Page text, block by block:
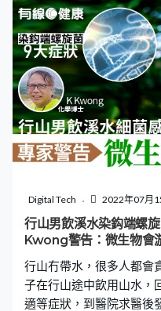
善，新產品續航時間最長
Watch Ultra的5大亮點。
錶面歷來最大 Apple
成，49mm的尺寸，屬目
平面藍寶石玻璃，以螢幕
的2,000尼特Retina螢幕
家自行設定快速取用「指
功能。 續航增加至60小
道，其續航力通常只維持
達 36 小時，如果調至低
Digital Tech 2022年07月
行山男飲溪水染鈎端
Kwong警告：微生物會
行山冇帶水，很多人都會
子在行山途中飲用山水，
適等症狀，到醫院求醫後